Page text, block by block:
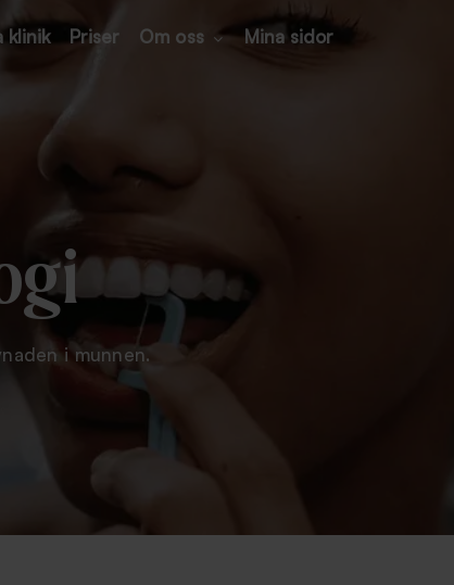
klinik Priser Om oss Mina sidor
i munnen.